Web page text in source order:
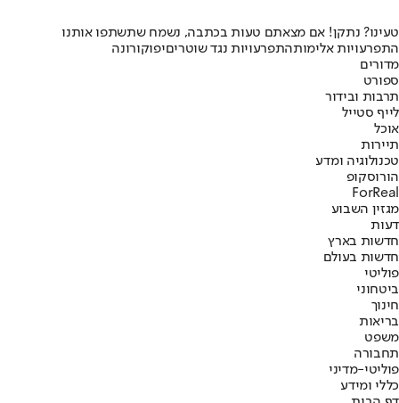
טעינו? נתקן! אם מצאתם טעות בכתבה, נשמח שתשתפו אותנו
התפרעויות אלימותהתפרעויות נגד שוטריםיפוקורונה
מדורים
ספורט
תרבות ובידור
לייף סטייל
אוכל
תיירות
טכנולוגיה ומדע
הורוסקופ
ForReal
מגזין השבוע
דעות
חדשות בארץ
חדשות בעולם
פוליטי
ביטחוני
חינוך
בריאות
משפט
תחבורה
פוליטי-מדיני
כללי ומידע